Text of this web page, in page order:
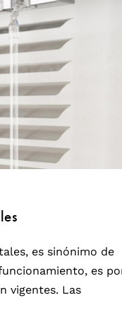
es sinónimo de
es
vigentes. Las